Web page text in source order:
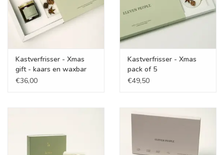
Merken
Kastverfrisser - Xmas
gift - kaars en waxbar
€36,00
Kastverfrisser - Xmas
pack of 5
€49,50